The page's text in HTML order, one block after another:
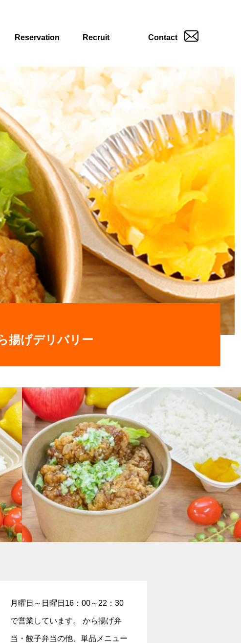
Reservation Recruit Contact
揚げデリバリー
月⁠曜⁠日～日⁠曜⁠日16：00～22：30
で営業しています。 から揚げ弁
当・餃子弁当の他、単品メニュー